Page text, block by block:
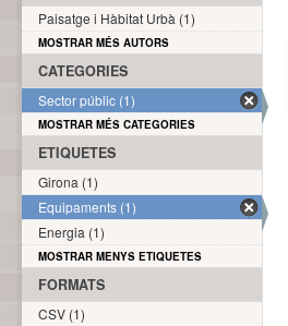
Paisatge i Hàbitat Urbà (1)
MOSTRAR MÉS AUTORS
CATEGORIES
Sector públic (1)
MOSTRAR MÉS CATEGORIES
ETIQUETES
Girona (1)
Equipaments (1)
Energia (1)
MOSTRAR MENYS ETIQUETES
FORMATS
CSV (1)